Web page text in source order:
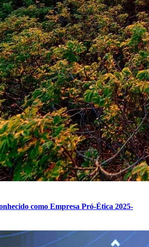
como Empresa Pró-Ética 2025-